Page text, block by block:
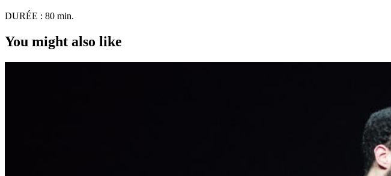
DURÉE : 80 min.
You might also like